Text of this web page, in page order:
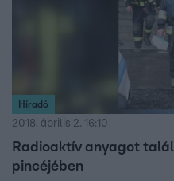
Híradó
2018. április 2. 16:10
Radioaktív anyagot
pincéjében